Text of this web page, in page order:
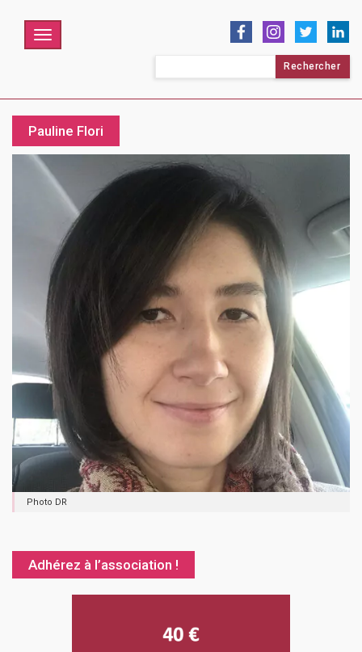
Menu
Pauline Flori
Photo DR
Adhérez à l’association !